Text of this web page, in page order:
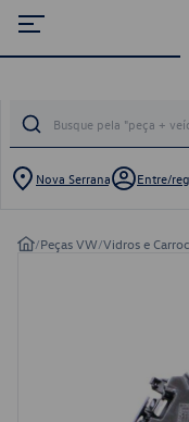
Nova Serrana Entre/
/Peças VW/Vidros e